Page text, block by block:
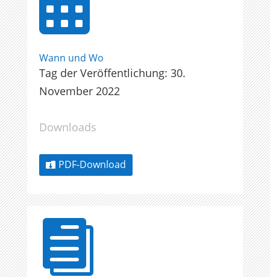
Wann und Wo
Tag der Veröffentlichung: 30.
November 2022
Downloads
PDF-Download
